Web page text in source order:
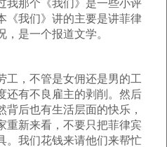
我那个《我们》是一些小评
《我们》讲的主要是讲菲律
是一个报道文学。
工，不管是女佣还是男的工
还有不良雇主的剥削。然后
背后也有生活层面的快乐，
重新来看，不要只把菲律宾
。我们花钱来请他们来帮忙